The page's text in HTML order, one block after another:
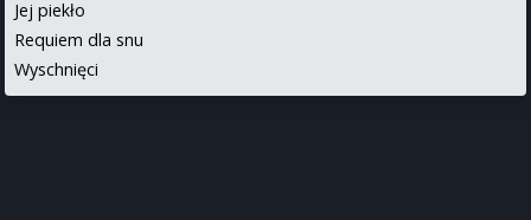
Jej piekło
Requiem dla snu
Wyschnięci